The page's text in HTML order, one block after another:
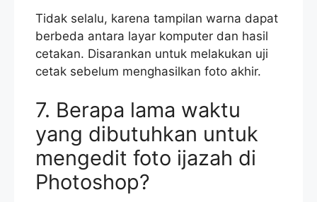
Tidak selalu, karena tampilan warna dapat
berbeda antara layar komputer dan hasil
cetakan. Disarankan untuk melakukan uji
cetak sebelum menghasilkan foto akhir.
7. Berapa lama waktu
yang dibutuhkan untuk
mengedit foto ijazah di
Photoshop?